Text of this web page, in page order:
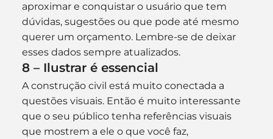
aproximar e conquistar o usuário que tem
dúvidas, sugestões ou que pode até mesmo
querer um orçamento. Lembre-se de deixar
esses dados sempre atualizados.
8 – Ilustrar é essencial
A construção civil está muito conectada a
questões visuais. Então é muito interessante
que o seu público tenha referências visuais
que mostrem a ele o que você faz,